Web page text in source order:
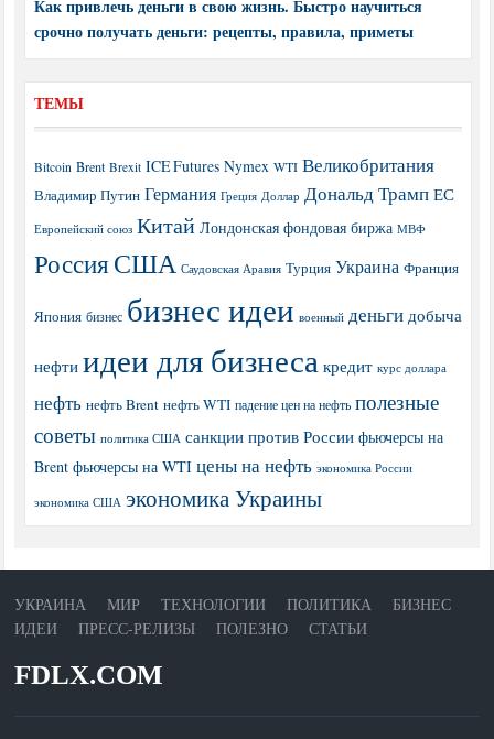
Как привлечь деньги в свою жизнь. Быстро научиться
срочно получать деньги: рецепты, правила, приметы
ТЕМЫ
Bitcoin Brent Brexit ICE Futures Nymex WTI Великобритания
Владимир Путин Германия Греция Доллар Дональд Трамп ЕС
Европейский союз Китай Лондонская фондовая биржа МВФ
РоссияСША Саудовская Аравия Турция Украина Франция
Япония бизнес бизнес идеи военный деньги добыча
нефти идеи для бизнеса кредит курс доллара
нефть нефть Brent нефть WTI падение цен на нефть полезные
советы политика США санкции против России фьючерсы на
Brent фьючерсы на WTI цены на нефть экономика России
экономика США экономика Украины
УКРАИНА МИР ТЕХНОЛОГИИ ПОЛИТИКА
БИЗНЕС
ИДЕИ
ПРЕСС-РЕЛИЗЫ ПОЛЕЗНО СТАТЬИ
FDLX.COM